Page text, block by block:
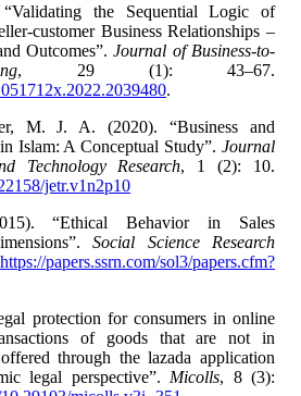
the Sequential Logic of
customer Business Relationships –
Outcomes”.Journal of Business-to-
, 29 (1): 43–67.
.
M. J. A. (2020). “Business and
Islam: A Conceptual Study”. Journal
Technology Research
jetr.v1n2p10
“Ethical Behavior in Sales
Social Science Research
https://papers.ssrn.com/sol3/papers.cfm?
protection for consumers in online
of goods that are not in
through the lazada application
legal perspective”. Micolls, 8 (3):